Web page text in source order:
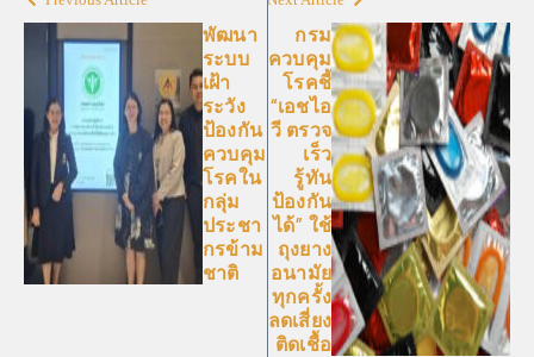
พัฒนา
ระบบ
เฝ้า
ระวัง
ป้องกัน
ควบคุม
โรคใน
กลุ่ม
ประชา
กรข้าม
ชาติ
กรม
ควบคุม
โรคชี้
“เอชไอ
วี ตรวจ
เร็ว
รู้ทัน
ป้องกัน
ได้” ใช้
ถุงยาง
อนามัย
ทุกครั้ง
ลดเสี่ยง
ติดเชื้อ